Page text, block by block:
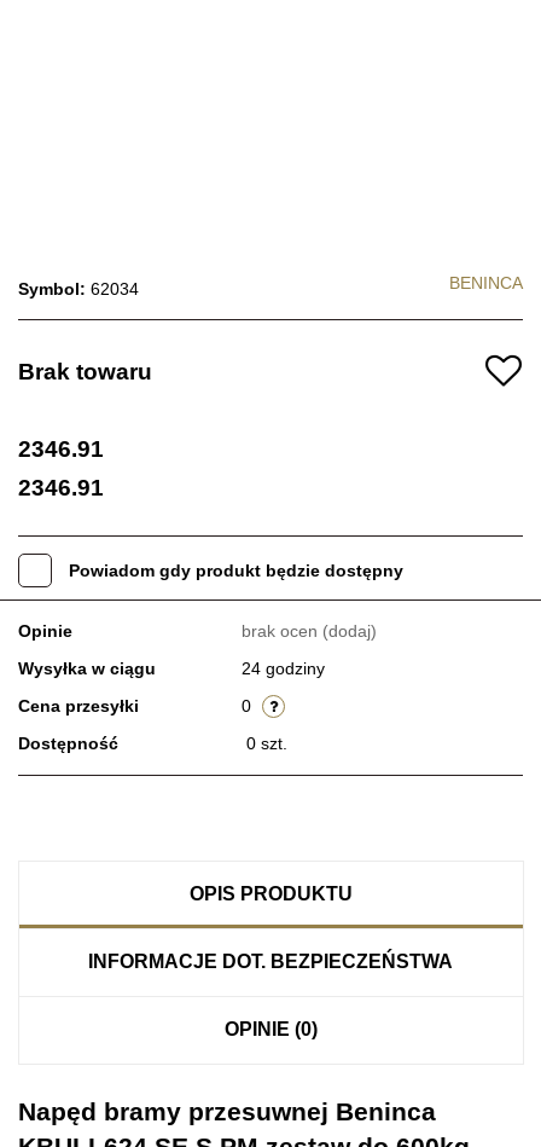
Symbol: 62034 BENINCA
Brak towaru
2346.91
2346.91
Powiadom gdy produkt będzie dostępny
Opinie brak ocen (dodaj)
Wysyłka w ciągu
24 godziny
Cena przesyłki
0
Dostępność
0 szt.
OPIS PRODUKTU
INFORMACJE DOT. BEZPIECZEŃSTWA
OPINIE (0)
Napęd bramy przesuwnej Beninca